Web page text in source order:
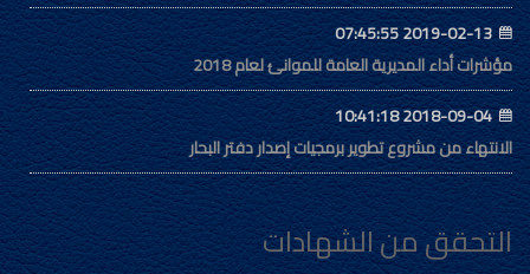
2019-02-13 07:45:55
مؤشرات أداء المديرية العامة للموانئ لعام 2018
2018-09-04 10:41:18
الانتهاء من مشروع تطوير برمجيات إصدار دفتر البحار
التحقق من الشهادات